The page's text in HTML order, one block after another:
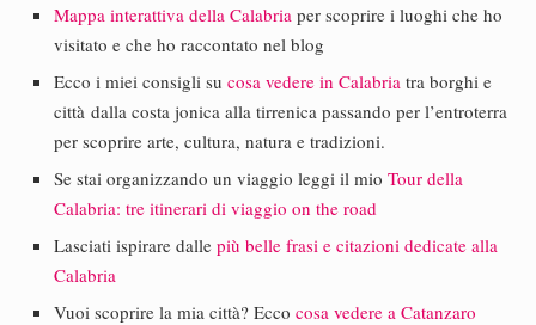
Mappa interattiva della Calabria per scoprire i luoghi che ho
visitato e che ho raccontato nel blog
Ecco i miei consigli su cosa vedere in Calabria tra borghi e
città dalla costa jonica alla tirrenica passando per l’entroterra
per scoprire arte, cultura, natura e tradizioni.
Se stai organizzando un viaggio leggi il mio Tour della
Calabria: tre itinerari di viaggio on the road
Lasciati ispirare dalle più belle frasi e citazioni dedicate alla
Calabria
Vuoi scoprire la mia città? Ecco cosa vedere a Catanzaro